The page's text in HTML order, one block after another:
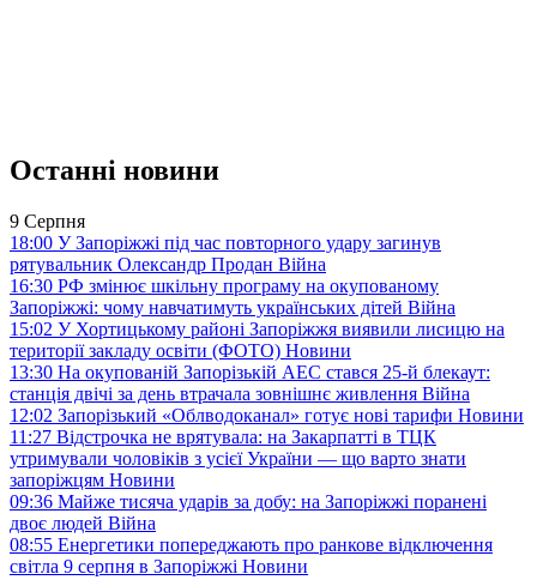
Останні новини
9 Серпня
18:00 У Запоріжжі під час повторного удару загинув
рятувальник Олександр Продан Війна
16:30 РФ змінює шкільну програму на окупованому
Запоріжжі: чому навчатимуть українських дітей Війна
15:02 У Хортицькому районі Запоріжжя виявили лисицю на
території закладу освіти (ФОТО) Новини
13:30 На окупованій Запорізькій АЕС стався 25-й блекаут:
станція двічі за день втрачала зовнішнє живлення Війна
12:02 Запорізький «Облводоканал» готує нові тарифи Новини
11:27 Відстрочка не врятувала: на Закарпатті в ТЦК
утримували чоловіків з усієї України — що варто знати
запоріжцям Новини
09:36 Майже тисяча ударів за добу: на Запоріжжі поранені
двоє людей Війна
08:55 Енергетики попереджають про ранкове відключення
світла 9 серпня в Запоріжжі Новини